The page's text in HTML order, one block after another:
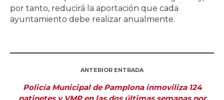
por tanto, reducirá la aportación que cada
ayuntamiento debe realizar anualmente.
ANTERIOR ENTRADA
Policía Municipal de Pamplona inmoviliza 124